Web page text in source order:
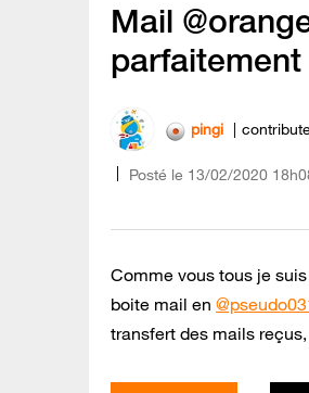
Mail
parfaitement
pingi
Posté le ‎13/02/2020
Comme vous tous je
boite mail en
transfert des mails